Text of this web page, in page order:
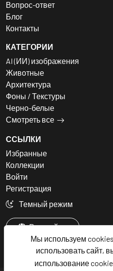
Мы используем
использовать сайт,
использование
Вопрос-ответ
Блог
Контакты
КАТЕГОРИИ
AI (ИИ) изображения
Животные
Архитектура
Фоны / Текстуры
Черно-белые
Смотреть все
ССЫЛКИ
Избранные
Коллекции
Войти
Регистрация
Темный режим
Русский